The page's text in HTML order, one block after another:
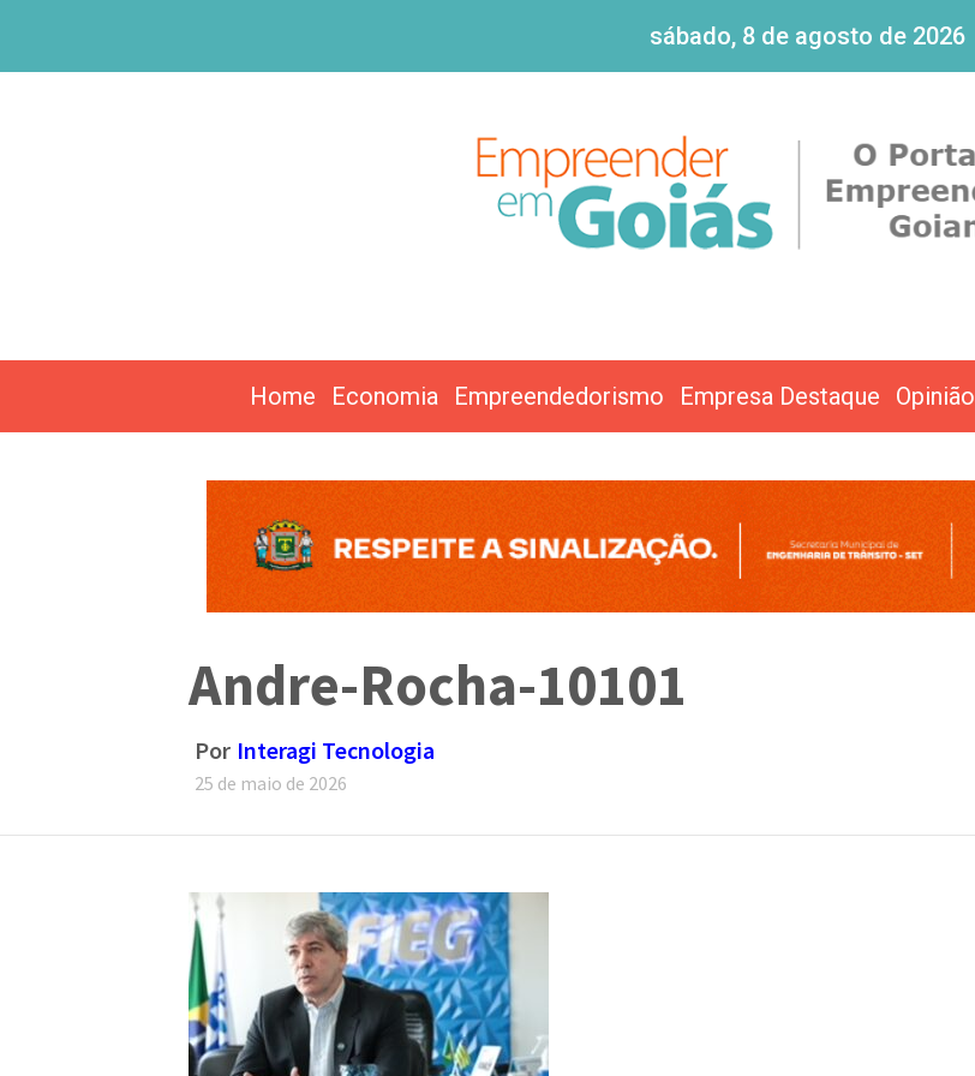
sábado, 8 de agosto de 2026
Home Economia Empreendedorismo Empresa Destaque Opinião
Andre-Rocha-10101
Por Interagi Tecnologia
25 de maio de 2026